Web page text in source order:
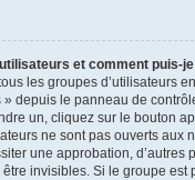
et comment puis-
les groupes d’utilisateurs
» depuis le panneau de
un, cliquez sur le bouton
ne sont pas ouverts aux
une approbation, d’autres
être invisibles. Si le groupe est